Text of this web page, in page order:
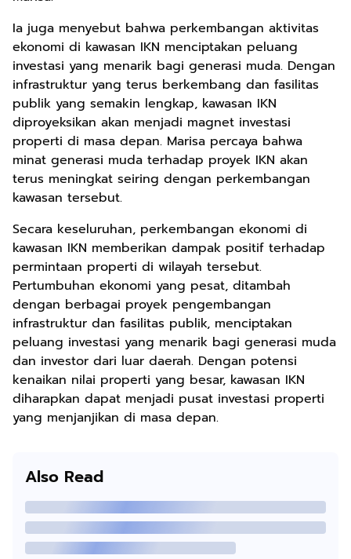
Ia juga menyebut bahwa perkembangan aktivitas
ekonomi di kawasan IKN menciptakan peluang
investasi yang menarik bagi generasi muda. Dengan
infrastruktur yang terus berkembang dan fasilitas
publik yang semakin lengkap, kawasan IKN
diproyeksikan akan menjadi magnet investasi
properti di masa depan. Marisa percaya bahwa
minat generasi muda terhadap proyek IKN akan
terus meningkat seiring dengan perkembangan
kawasan tersebut.
Secara keseluruhan, perkembangan ekonomi di
kawasan IKN memberikan dampak positif terhadap
permintaan properti di wilayah tersebut.
Pertumbuhan ekonomi yang pesat, ditambah
dengan berbagai proyek pengembangan
infrastruktur dan fasilitas publik, menciptakan
peluang investasi yang menarik bagi generasi muda
dan investor dari luar daerah. Dengan potensi
kenaikan nilai properti yang besar, kawasan IKN
diharapkan dapat menjadi pusat investasi properti
yang menjanjikan di masa depan.
Also Read